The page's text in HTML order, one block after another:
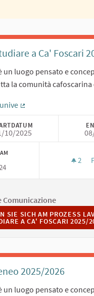
a Ca' Foscari
un luogo pensato e
la comunità
10/2025
2
Comunicazione
SIE SICH AM PROZESS
SIE SICH AM PROZESS
A CA' FOSCARI 2025/
2025/2026
un luogo pensato e